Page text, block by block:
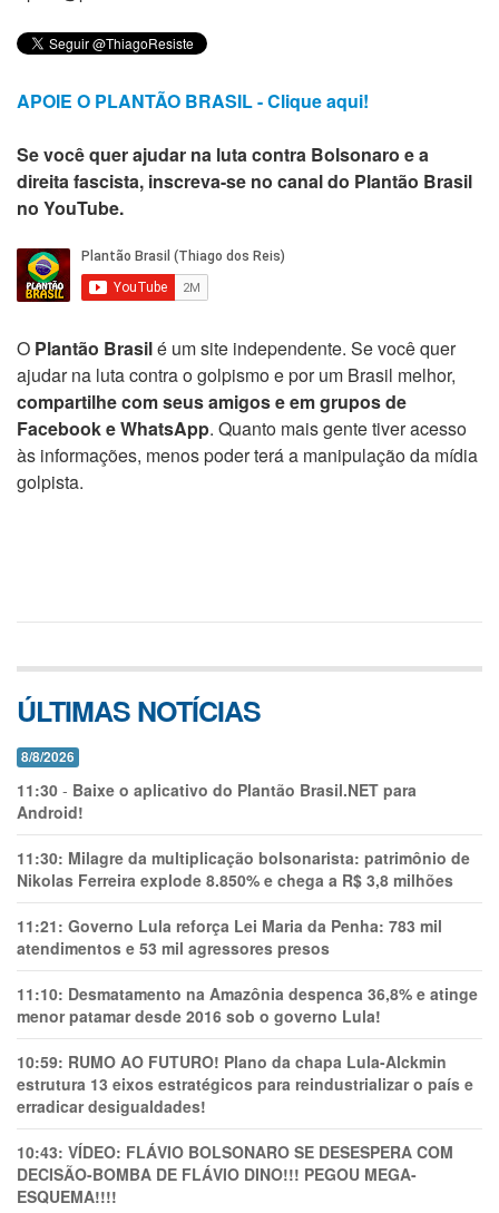
APOIE O PLANTÃO BRASIL - Clique aqui!
Se você quer ajudar na luta contra Bolsonaro e a
direita fascista, inscreva-se no canal do Plantão Brasil
no YouTube.
O Plantão Brasilé um site independente. Se você quer
ajudar na luta contra o golpismo e por um Brasil melhor,
compartilhe com seus amigos e em grupos de
Facebook e WhatsApp. Quanto mais gente tiver acesso
às informações, menos poder terá a manipulação da mídia
golpista.
ÚLTIMAS NOTÍCIAS
8/8/2026
11:30 - Baixe o aplicativo do Plantão Brasil.NET para
Android!
11:30: Milagre da multiplicação bolsonarista: patrimônio de
Nikolas Ferreira explode 8.850% e chega a R$ 3,8 milhões
11:21: Governo Lula reforça Lei Maria da Penha: 783 mil
atendimentos e 53 mil agressores presos
11:10: Desmatamento na Amazônia despenca 36,8% e atinge
menor patamar desde 2016 sob o governo Lula!
10:59: RUMO AO FUTURO! Plano da chapa Lula-Alckmin
estrutura 13 eixos estratégicos para reindustrializar o país e
erradicar desigualdades!
10:43: VÍDEO: FLÁVIO BOLSONARO SE DESESPERA COM
DECISÃO-BOMBA DE FLÁVIO DINO!!! PEGOU MEGA-
ESQUEMA!!!!